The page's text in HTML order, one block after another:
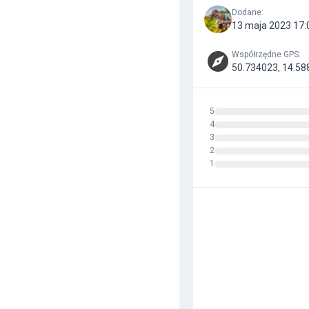
Dodane:
13 maja 2023
Współrzędne GPS:
50.734023,
5
4
3
2
1